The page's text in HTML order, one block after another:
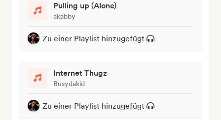
Pulling up (Alone)
akabby
Zu einer Playlist hinzugefügt
Internet Thugz
Busydakid
Zu einer Playlist hinzugefügt